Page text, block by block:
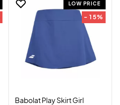
LOW PRICE
- 15%
Babolat Play Skirt Girl